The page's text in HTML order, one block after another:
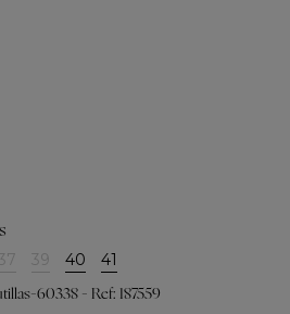
37 39 40 41
60338 - Ref: 187559